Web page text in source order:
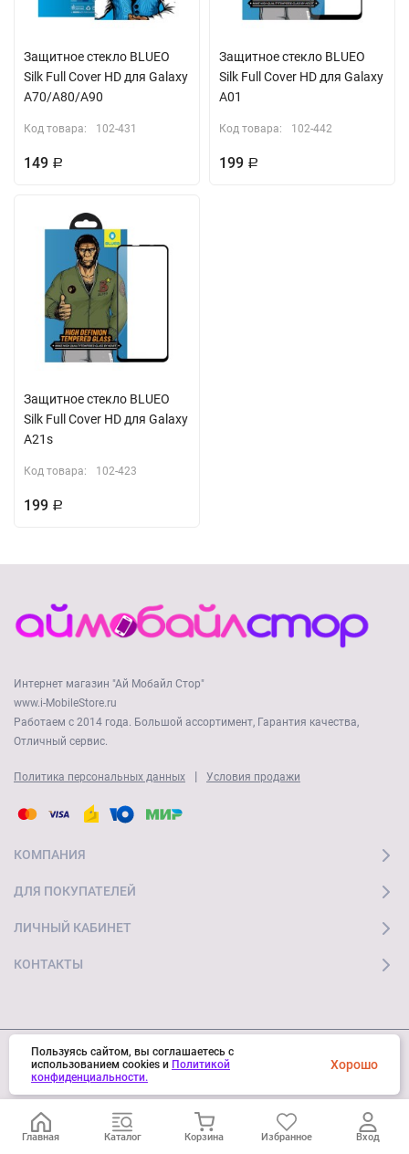
Защитное стекло BLUEO
Silk Full Cover HD для Galaxy
A70/A80/A90
Код товара: 102-431
149 Р
Защитное стекло BLUEO
Silk Full Cover HD для Galaxy
A01
Код товара: 102-442
199 Р
Защитное стекло BLUEO
Silk Full Cover HD для Galaxy
A21s
Код товара: 102-423
199 Р
Интернет магазин "Ай Мобайл Стор"
www.i-MobileStore.ru
Работаем с 2014 года. Большой ассортимент, Гарантия качества,
Отличный сервис.
Политика персональных данных | Условия продажи
КОМПАНИЯ
ДЛЯ ПОКУПАТЕЛЕЙ
ЛИЧНЫЙ КАБИНЕТ
КОНТАКТЫ
© 2026 "Ай Мобайл Стор" Все права защищены
Главная Каталог Корзина Избранное Вход
Пользуясь сайтом, вы соглашаетесь с
использованием cookies и Политикой
конфиденциальности.
Хорошо